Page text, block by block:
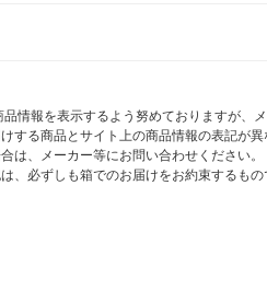
情報を表示するよう努めておりますが
する商品とサイト上の商品情報の表記が
は、メーカー等にお問い合わせください。
、必ずしも箱でのお届けをお約束するも